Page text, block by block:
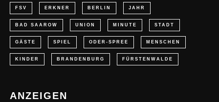
FSV ERKNER BERLIN JAHR
BAD SAAROW UNION MINUTE STADT
GÄSTE SPIEL ODER-SPREE MENSCHEN
KINDER BRANDENBURG FÜRSTENWALDE
ANZEIGEN